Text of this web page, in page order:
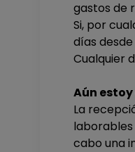
gastos de
Si, por
días
Cualquier
Aún
La
cabo una